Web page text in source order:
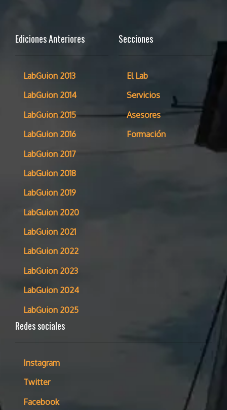
Ediciones Anteriores
LabGuion 2013
LabGuion 2014
LabGuion 2015
LabGuion 2016
LabGuion 2017
LabGuion 2018
LabGuion 2019
LabGuion 2020
LabGuion 2021
LabGuion 2022
LabGuion 2023
LabGuion 2024
LabGuion 2025
Secciones
El Lab
Servicios
Asesores
Formación
Redes sociales
Instagram
Twitter
Facebook